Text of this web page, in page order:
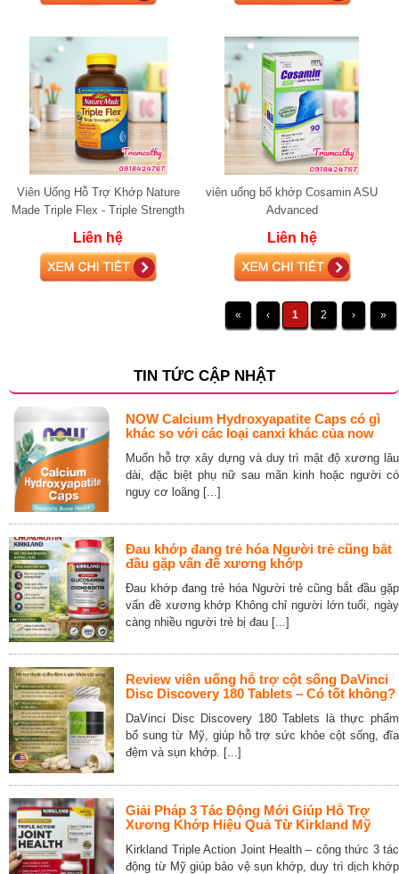
Viên Uống Hỗ Trợ Khớp Nature
Made Triple Flex - Triple Strength
Liên hệ
viên uống bổ khớp Cosamin ASU
Advanced
Liên hệ
« ‹ 1 2 › »
TIN TỨC CẬP NHẬT
NOW Calcium Hydroxyapatite Caps có gì
khác so với các loại canxi khác của now
Muốn hỗ trợ xây dựng và duy trì mật độ xương lâu
dài, đặc biệt phụ nữ sau mãn kinh hoặc người có
nguy cơ loãng [...]
Đau khớp đang trẻ hóa Người trẻ cũng bắt
đầu gặp vấn đề xương khớp
Đau khớp đang trẻ hóa Người trẻ cũng bắt đầu gặp
vấn đề xương khớp Không chỉ người lớn tuổi, ngày
càng nhiều người trẻ bị đau [...]
Review viên uống hỗ trợ cột sống DaVinci
Disc Discovery 180 Tablets – Có tốt không?
DaVinci Disc Discovery 180 Tablets là thực phẩm
bổ sung từ Mỹ, giúp hỗ trợ sức khỏe cột sống, đĩa
đệm và sụn khớp. [...]
Giải Pháp 3 Tác Động Mới Giúp Hỗ Trợ
Xương Khớp Hiệu Quả Từ Kirkland Mỹ
Kirkland Triple Action Joint Health – công thức 3 tác
động từ Mỹ giúp bảo vệ sụn khớp, duy trì dịch khớp